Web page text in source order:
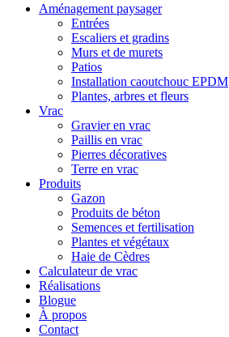
Aménagement paysager
Entrées
Escaliers et gradins
Murs et de murets
Patios
Installation caoutchouc EPDM
Plantes, arbres et fleurs
Vrac
Gravier en vrac
Paillis en vrac
Pierres décoratives
Terre en vrac
Produits
Gazon
Produits de béton
Semences et fertilisation
Plantes et végétaux
Haie de Cèdres
Calculateur de vrac
Réalisations
Blogue
À propos
Contact